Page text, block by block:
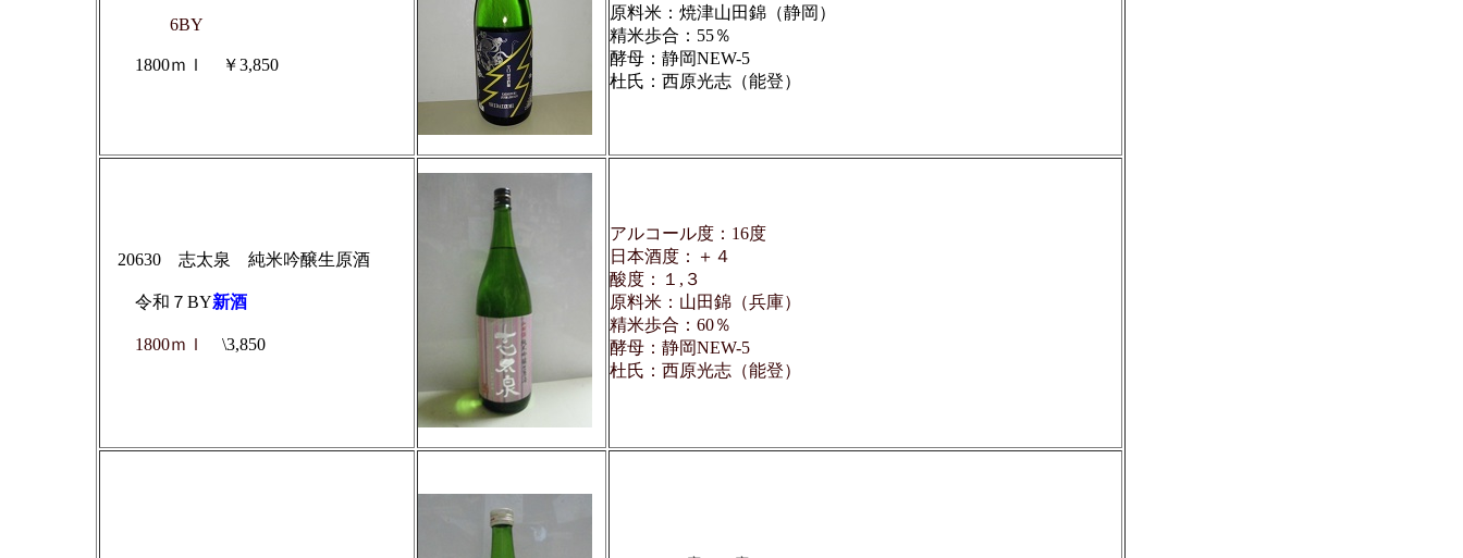
6BY
1800ｍｌ ￥3,850
原料米：焼津山田錦（静岡）
精米歩合：55％
酵母：静岡NEW-5
杜氏：西原光志（能登）
20630 志太泉 純米吟醸生原酒
令和７BY新酒
1800ｍｌ \3,850
アルコール度：16度
日本酒度：＋４
酸度：１,３
原料米：山田錦（兵庫）
精米歩合：60％
酵母：静岡NEW-5
杜氏：西原光志（能登）